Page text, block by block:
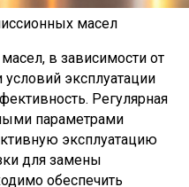
масел
в зависимости от
условий эксплуатации
Регулярная
параметрами
эксплуатацию
для замены
обеспечить